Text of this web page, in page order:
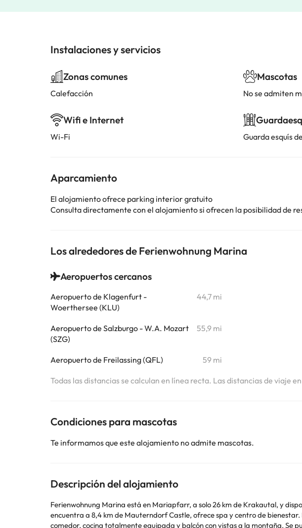
Instalaciones y servicios
Zonas comunes
Calefacción
Wifi e Internet
Wi-Fi
Mascotas
No se admiten
Guarda esquís
Aparcamiento
El alojamiento ofrece parking interior gratuito
Consulta directamente con el alojamiento si ofrecen la posibilidad de
Los alrededores de Ferienwohnung Marina
Aeropuertos cercanos
Aeropuerto de Klagenfurt -
Woerthersee (KLU)
44,7 mi
Aeropuerto de Salzburgo - W.A. Mozart
(SZG)
55,9 mi
Aeropuerto de Freilassing (QFL) 59 mi
Todas las distancias se calculan en línea recta. Las distancias de viaje
Condiciones para mascotas
Te informamos que este alojamiento no admite mascotas.
Descripción del alojamiento
Ferienwohnung Marina está en Mariapfarr, a solo 26 km de Krakautal, y
encuentra a 8,4 km de Mauterndorf Castle, ofrece spa y centro de bienestar. El apartamento tiene 1 dormitorio, 1 baño, ropa de cama, toallas, TV de pantalla plana, zona de
comedor, cocina totalmente equipada y balcón con vistas a la montaña. Se puede practicar esquí en la zona, y el apartamento ofrece guardaesquíes. KLH-Arena está a 43